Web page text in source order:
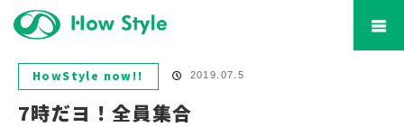
ホーム
ブログ
HowStyle now!!
HowStyle now!! 2019.07.5
7時だヨ！全員集合